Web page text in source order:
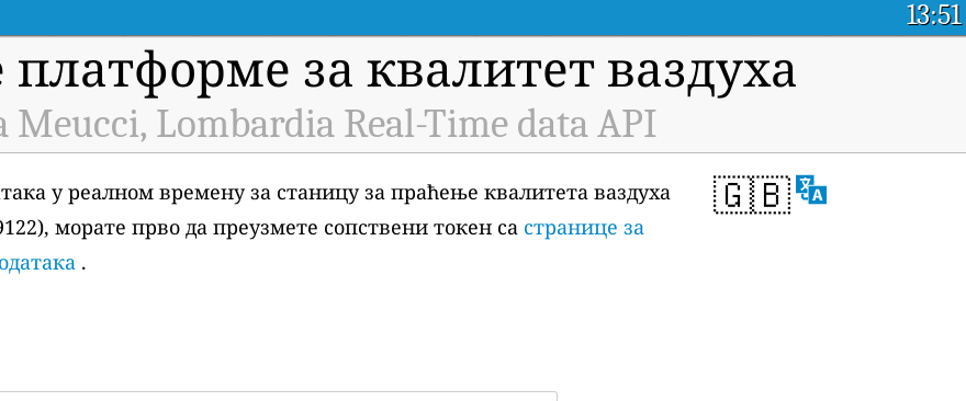
13:51
за квалитет ваздуха
Meucci, Lombardia Real-Time data API
🇬🇧
у реалном времену за станицу за праћење квалитета ваздуха
морате прво да преузмете сопствени токен са странице за
.